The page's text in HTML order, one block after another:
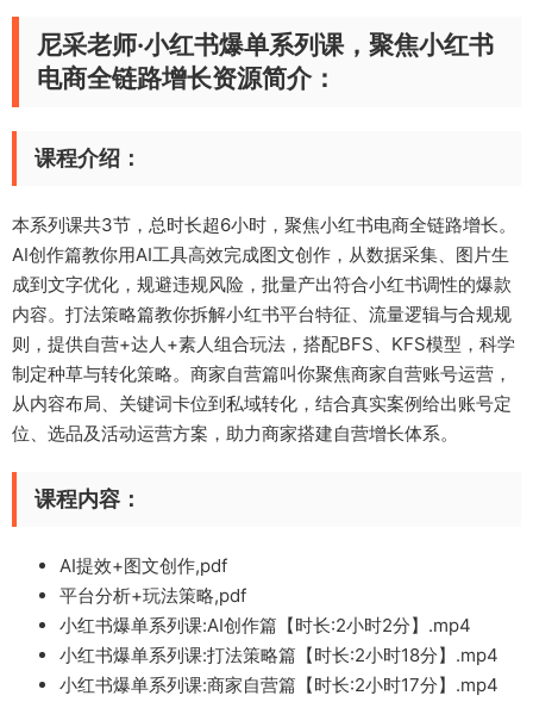
尼采老师·小红书爆单系列课，聚焦小红书
电商全链路增长资源简介：
课程介绍：
本系列课共3节，总时长超6小时，聚焦小红书电商全链路增长。
AI创作篇教你用AI工具高效完成图文创作，从数据采集、图片生
成到文字优化，规避违规风险，批量产出符合小红书调性的爆款
内容。打法策略篇教你拆解小红书平台特征、流量逻辑与合规规
则，提供自营+达人+素人组合玩法，搭配BFS、KFS模型，科学
制定种草与转化策略。商家自营篇叫你聚焦商家自营账号运营，
从内容布局、关键词卡位到私域转化，结合真实案例给出账号定
位、选品及活动运营方案，助力商家搭建自营增长体系。
课程内容：
AI提效+图文创作,pdf
平台分析+玩法策略,pdf
小红书爆单系列课:AI创作篇【时长:2小时2分】.mp4
小红书爆单系列课:打法策略篇【时长:2小时18分】.mp4
小红书爆单系列课:商家自营篇【时长:2小时17分】.mp4